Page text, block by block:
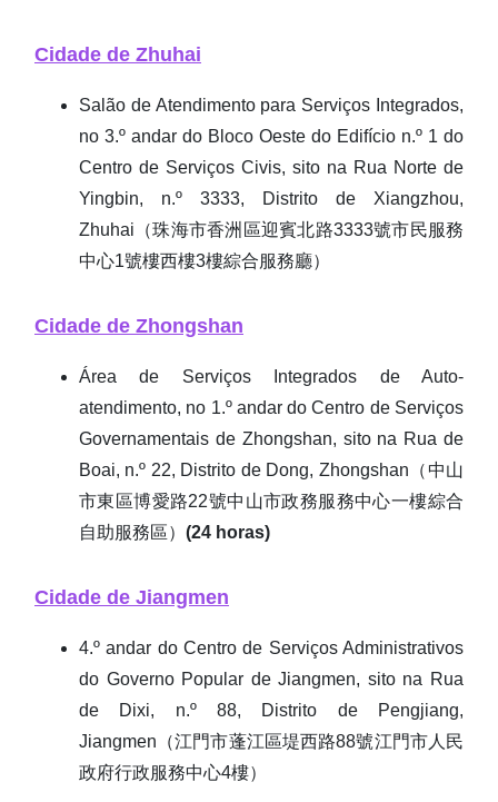
Cidade de Zhuhai
Salão de Atendimento para Serviços Integrados,
no 3.º andar do Bloco Oeste do Edifício n.º 1 do
Centro de Serviços Civis, sito na Rua Norte de
Yingbin, n.º 3333, Distrito de Xiangzhou,
Zhuhai（珠海市香洲區迎賓北路3333號市民服務
中心1號樓西樓3樓綜合服務廳）
Cidade de Zhongshan
Área de Serviços Integrados de Auto-
atendimento, no 1.º andar do Centro de Serviços
Governamentais de Zhongshan, sito na Rua de
Boai, n.º 22, Distrito de Dong, Zhongshan（中山
市東區博愛路22號中山市政務服務中心一樓綜合
自助服務區） (24 horas)
Cidade de Jiangmen
4.º andar do Centro de Serviços Administrativos
do Governo Popular de Jiangmen, sito na Rua
de Dixi, n.º 88, Distrito de Pengjiang,
Jiangmen（江門市蓬江區堤西路88號江門市人民
政府行政服務中心4樓）